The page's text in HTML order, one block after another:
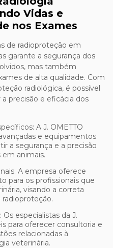
Vidas e
nos Exames
de radioproteção em
garante a segurança dos
mas também
de alta qualidade. Com
radiológica, é possível
precisão e eficácia dos
e equipamentos
a segurança e a precisão
em animais.
para os profissionais que
visando a correta
radioproteção.
para oferecer consultoria e
relacionadas à
veterinária.